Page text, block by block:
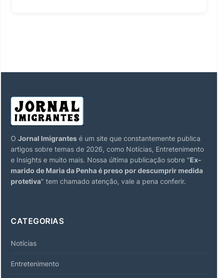
O Jornal Imigrantes é um site que constantemente publica
artigos sobre temas de 2026, como Notícias, Entretenimento
e Insights e muito mais. Nossa última publicação sobre "Ex-
marido de Maria da Penha é preso por descumprir medida
protetiva" tem chamado atenção, vale a pena conferir.
CATEGORIAS
Notícias
Entretenimento